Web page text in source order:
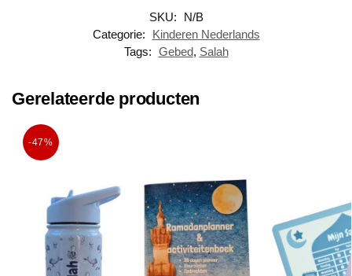
SKU:
N/B
Categorie:
Kinderen Nederlands
Tags: Gebed, Salah
Gerelateerde producten
-47%